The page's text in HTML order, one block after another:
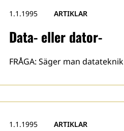
Data- eller dator-
1.1.1995 ARTIKLAR
FRÅGA: Säger man
1.1.1995 ARTIKLAR